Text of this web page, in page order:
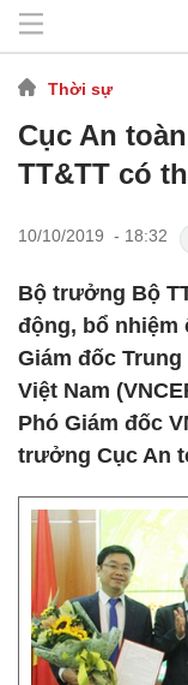
Thời sự
Cục An
TT&TT có
10/10/2019 - 18:32
Bộ trưởng Bộ
động, bổ nhiệm
Giám đốc
Việt Nam
Phó Giám đốc
trưởng Cục An